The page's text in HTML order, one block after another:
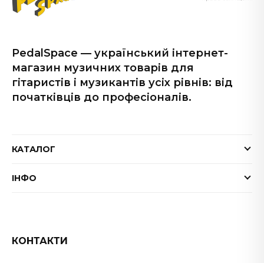
PedalSpace — український інтернет-
магазин музичних товарів для
гітаристів і музикантів усіх рівнів: від
початківців до професіоналів.
КАТАЛОГ
Електрогітари
Процесори ефектів
ІНФО
Обмін та повернення товару
КОНТАКТИ